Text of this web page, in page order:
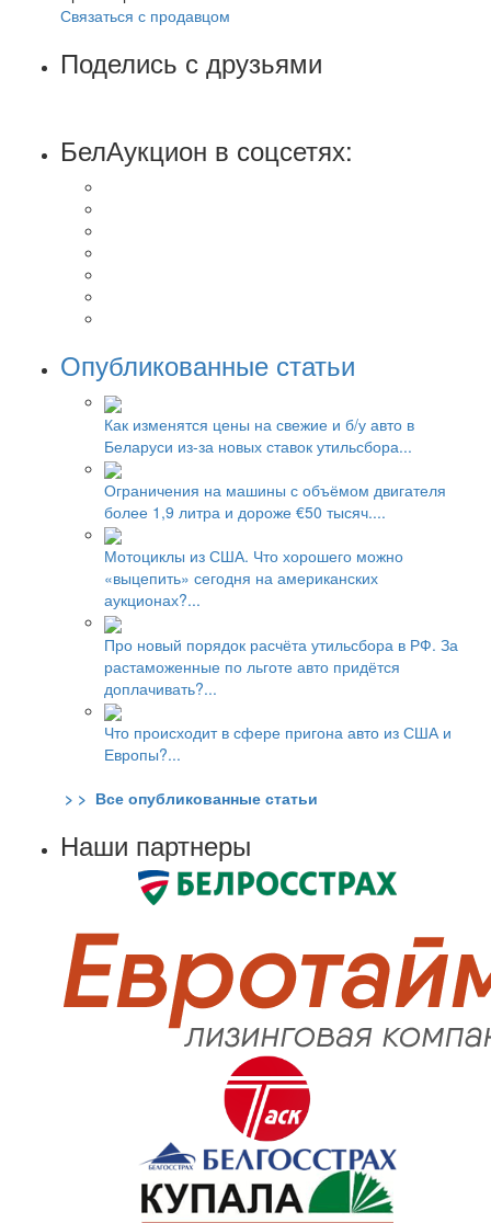
Связаться с продавцом
Поделись с друзьями
БелАукцион в соцсетях:
Опубликованные статьи
Как изменятся цены на свежие и б/у авто в
Беларуси из-за новых ставок утильсбора...
Ограничения на машины с объёмом двигателя
более 1,9 литра и дороже €50 тысяч....
Мотоциклы из США. Что хорошего можно
«выцепить» сегодня на американских
аукционах?...
Про новый порядок расчёта утильсбора в РФ. За
растаможенные по льготе авто придётся
доплачивать?...
Что происходит в сфере пригона авто из США и
Европы?...
> > Все опубликованные статьи
Наши партнеры